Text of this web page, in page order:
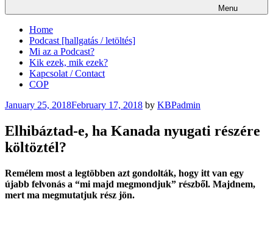
Menu
Home
Podcast [hallgatás / letöltés]
Mi az a Podcast?
Kik ezek, mik ezek?
Kapcsolat / Contact
COP
Posted
January 25, 2018February 17, 2018 by KBPadmin
Elhibáztad-e, ha Kanada nyugati részére
költöztél?
Remélem most a legtöbben azt gondolták, hogy itt van egy
újabb felvonás a “mi majd megmondjuk” részből. Majdnem,
mert ma megmutatjuk rész jön.